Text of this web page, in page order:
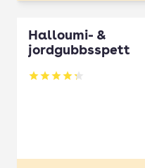
Halloumi- &
jordgubbsspett
Betyg: 4.3 av 5